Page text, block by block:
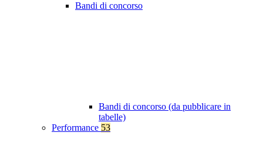
Bandi di concorso
Bandi di concorso (da pubblicare in
tabelle)
Performance 53